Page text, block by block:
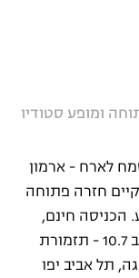
ומופע סטודיו
נעים שמח לארח - ארמון
חזרה פתוחה
הכניסה חינם,
כמובן. תזמורת ארמון בזמן - הופעת רחוב 10.7 - תזמורת
תל אביב יפו